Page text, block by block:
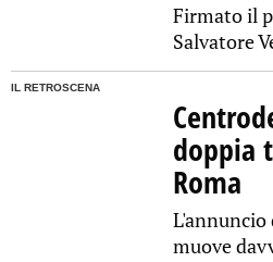
Firmato il
Salvatore
IL RETROSCENA
doppia
Roma
L'annuncio
muove